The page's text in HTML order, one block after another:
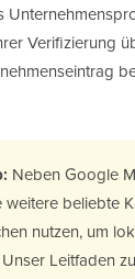
Verifizierung
Neben Google
weitere beliebte
nutzen, um
Leitfaden